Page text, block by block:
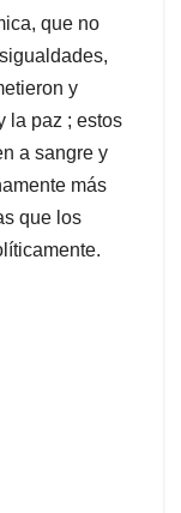
que no
y
la paz ; estos
a sangre y
más
que los